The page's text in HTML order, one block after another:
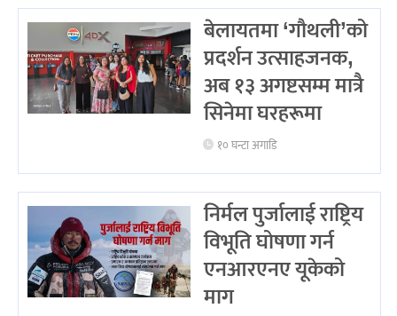
बेलायतमा ‘गौथली’को
प्रदर्शन उत्साहजनक,
अब १३ अगष्टसम्म मात्रै
सिनेमा घरहरूमा
१० घन्टा अगाडि
निर्मल पुर्जालाई राष्ट्रिय
विभूति घोषणा गर्न
एनआरएनए यूकेको
माग